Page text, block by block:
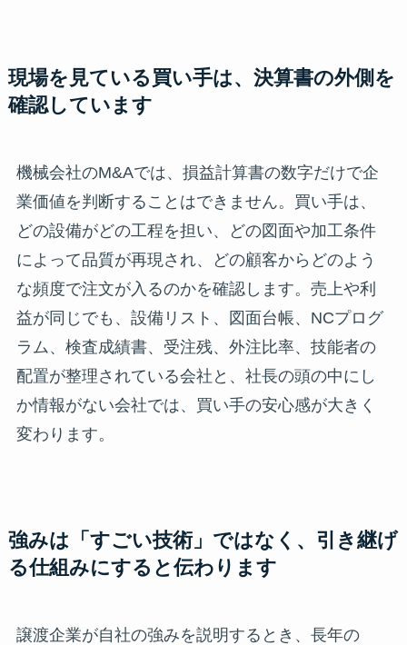
現場を見ている買い手は、決算書の外側を
確認しています
機械会社のM&Aでは、損益計算書の数字だけで企
業価値を判断することはできません。買い手は、
どの設備がどの工程を担い、どの図面や加工条件
によって品質が再現され、どの顧客からどのよう
な頻度で注文が入るのかを確認します。売上や利
益が同じでも、設備リスト、図面台帳、NCプログ
ラム、検査成績書、受注残、外注比率、技能者の
配置が整理されている会社と、社長の頭の中にし
か情報がない会社では、買い手の安心感が大きく
変わります。
強みは「すごい技術」ではなく、引き継げ
る仕組みにすると伝わります
譲渡企業が自社の強みを説明するとき、長年の